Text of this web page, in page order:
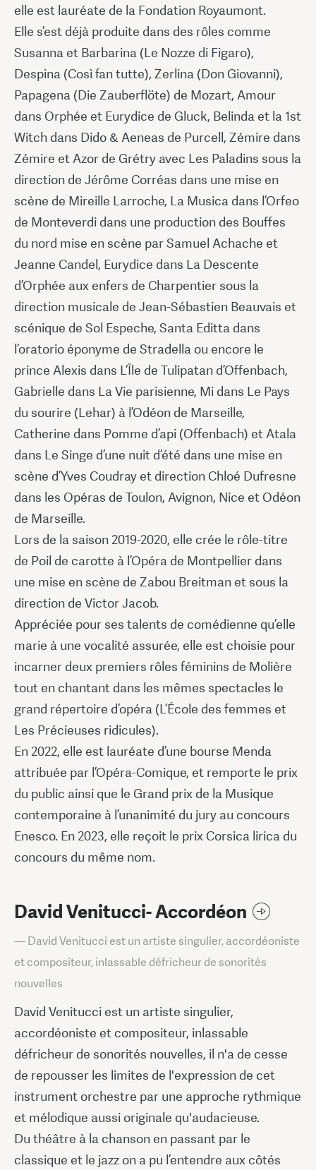
elle est lauréate de la Fondation Royaumont.
Elle s’est déjà produite dans des rôles comme
Susanna et Barbarina (Le Nozze di Figaro),
Despina (Così fan tutte), Zerlina (Don Giovanni),
Papagena (Die Zauberflöte) de Mozart, Amour
dans Orphée et Eurydice de Gluck, Belinda et la 1st
Witch dans Dido & Aeneas de Purcell, Zémire dans
Zémire et Azor de Grétry avec Les Paladins sous la
direction de Jérôme Corréas dans une mise en
scène de Mireille Larroche, La Musica dans l’Orfeo
de Monteverdi dans une production des Bouffes
du nord mise en scène par Samuel Achache et
Jeanne Candel, Eurydice dans La Descente
d’Orphée aux enfers de Charpentier sous la
direction musicale de Jean-Sébastien Beauvais et
scénique de Sol Espeche, Santa Editta dans
l’oratorio éponyme de Stradella ou encore le
prince Alexis dans L’Île de Tulipatan d’Offenbach,
Gabrielle dans La Vie parisienne, Mi dans Le Pays
du sourire (Lehar) à l’Odéon de Marseille,
Catherine dans Pomme d’api (Offenbach) et Atala
dans Le Singe d’une nuit d’été dans une mise en
scène d’Yves Coudray et direction Chloé Dufresne
dans les Opéras de Toulon, Avignon, Nice et Odéon
de Marseille.
Lors de la saison 2019-2020, elle crée le rôle-titre
de Poil de carotte à l’Opéra de Montpellier dans
une mise en scène de Zabou Breitman et sous la
direction de Victor Jacob.
Appréciée pour ses talents de comédienne qu’elle
marie à une vocalité assurée, elle est choisie pour
incarner deux premiers rôles féminins de Molière
tout en chantant dans les mêmes spectacles le
grand répertoire d’opéra (L’École des femmes et
Les Précieuses ridicules).
En 2022, elle est lauréate d’une bourse Menda
attribuée par l’Opéra-Comique, et remporte le prix
du public ainsi que le Grand prix de la Musique
contemporaine à l’unanimité du jury au concours
Enesco. En 2023, elle reçoit le prix Corsica lirica du
concours du même nom.
David Venitucci- Accordéon
— David Venitucci est un artiste singulier, accordéoniste
et compositeur, inlassable défricheur de sonorités
nouvelles
David Venitucci est un artiste singulier,
accordéoniste et compositeur, inlassable
défricheur de sonorités nouvelles, il n'a de cesse
de repousser les limites de l'expression de cet
instrument orchestre par une approche rythmique
et mélodique aussi originale qu'audacieuse.
Du théâtre à la chanson en passant par le
classique et le jazz on a pu l’entendre aux côtés